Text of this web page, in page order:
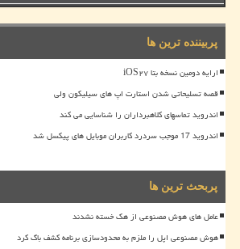
پربیننده ترین ها
ارایه دومین نسخه بتا iOS۲۷
قصه تسلیحاتی شدن استارت اپ های سیلیکون ولی
اندروید تماسهای کلاهبرداران را شناسایی می کند
اندروید 17 موجب سردرد کاربران موبایل های پیکسل شد
پربحث ترین ها
عامل های هوش مصنوعی از هک خسته نشدند
هوش مصنوعی اپل را ملزم به محدودسازی برنامه کشف باگ کرد